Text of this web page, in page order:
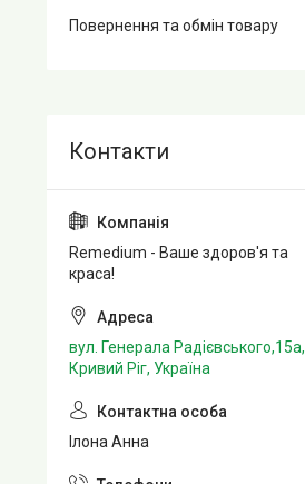
Повернення та обмін товару
Remedium - Ваше здоров'я та
краса!
вул. Генерала Радієвського,15а,
Кривий Ріг, Україна
Ілона Анна